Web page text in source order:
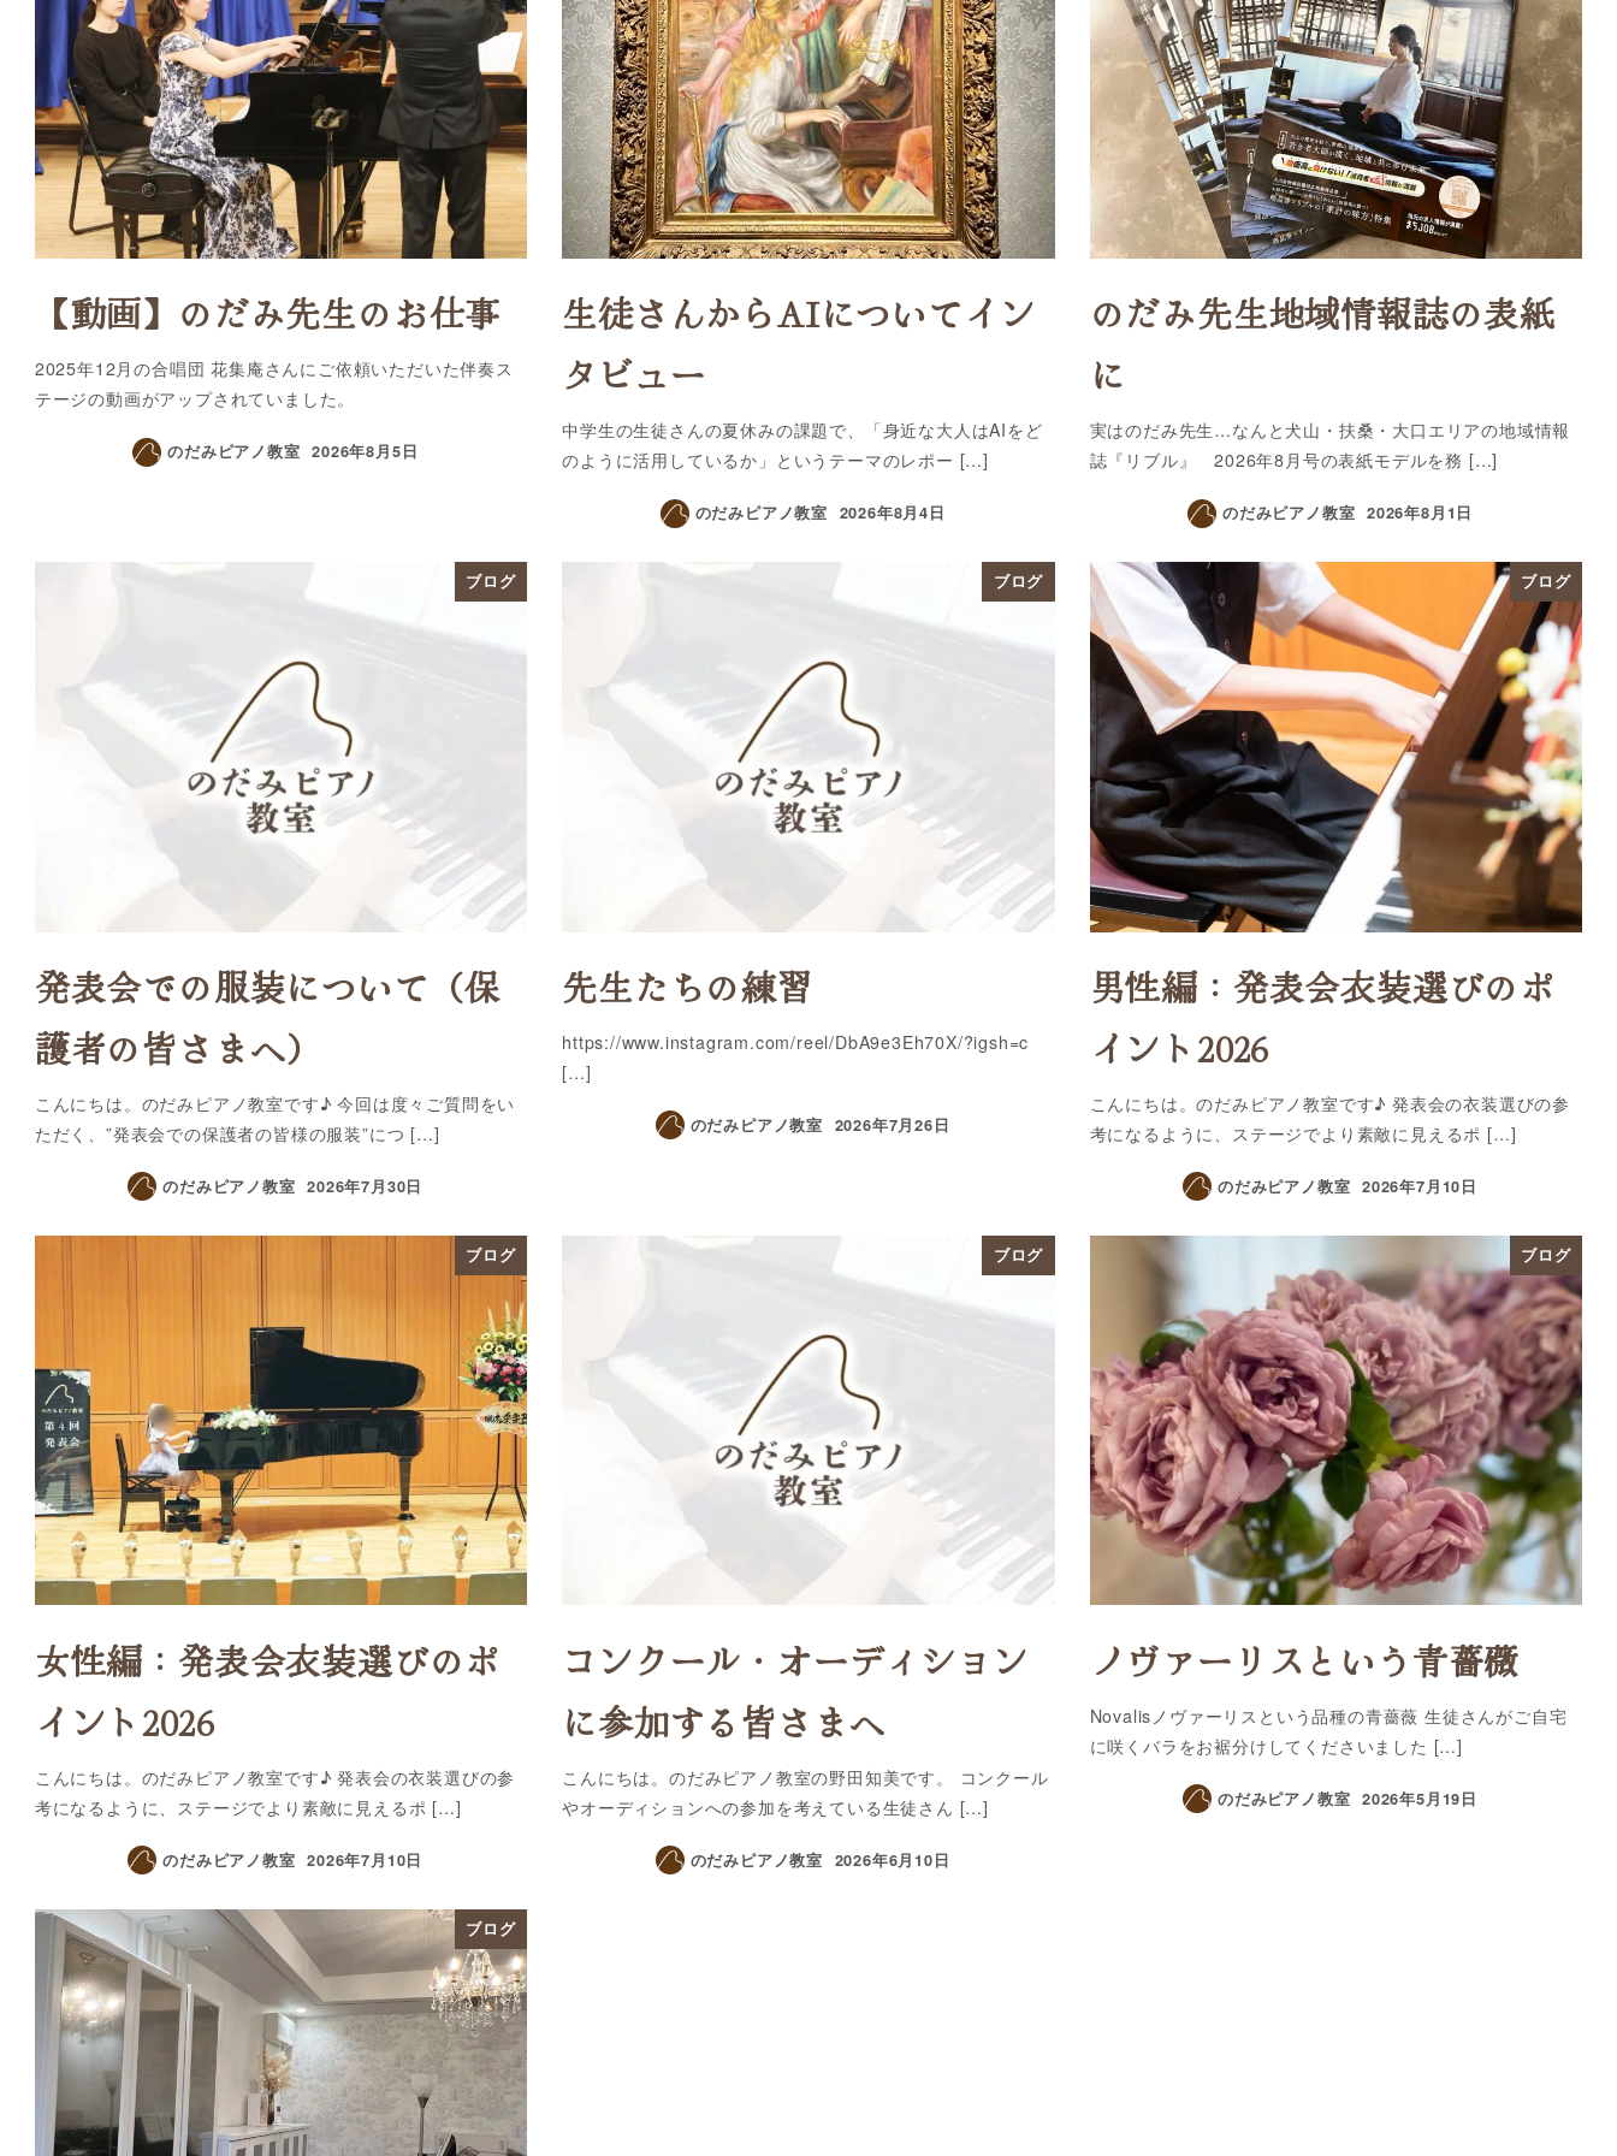
【動画】のだみ先生のお仕事
2025年12月の合唱団 花集庵さんにご依頼いただいた伴奏ス
テージの動画がアップされていました。
のだみピアノ教室 2026年8月5日
生徒さんからAIについてイン
タビュー
中学生の生徒さんの夏休みの課題で、「身近な大人はAIをど
のように活用しているか」というテーマのレポー […]
のだみピアノ教室 2026年8月4日
のだみ先生地域情報誌の表紙
に
実はのだみ先生…なんと犬山・扶桑・大口エリアの地域情報
誌『リブル』 2026年8月号の表紙モデルを務 […]
のだみピアノ教室 2026年8月1日
ブログ
発表会での服装について（保
護者の皆さまへ）
こんにちは。のだみピアノ教室です♪ 今回は度々ご質問をい
ただく、”発表会での保護者の皆様の服装”につ […]
のだみピアノ教室 2026年7月30日
ブログ
先生たちの練習
https://www.instagram.com/reel/DbA9e3Eh70X/?igsh=c
[…]
のだみピアノ教室 2026年7月26日
ブログ
男性編：発表会衣装選びのポ
イント2026
こんにちは。のだみピアノ教室です♪ 発表会の衣装選びの参
考になるように、ステージでより素敵に見えるポ […]
のだみピアノ教室 2026年7月10日
ブログ
女性編：発表会衣装選びのポ
イント2026
こんにちは。のだみピアノ教室です♪ 発表会の衣装選びの参
考になるように、ステージでより素敵に見えるポ […]
のだみピアノ教室 2026年7月10日
ブログ
コンクール・オーディション
に参加する皆さまへ
こんにちは。のだみピアノ教室の野田知美です。 コンクール
やオーディションへの参加を考えている生徒さん […]
のだみピアノ教室 2026年6月10日
ブログ
ノヴァーリスという青薔薇
Novalisノヴァーリスという品種の青薔薇 生徒さんがご自宅
に咲くバラをお裾分けしてくださいました […]
のだみピアノ教室 2026年5月19日
ブログ